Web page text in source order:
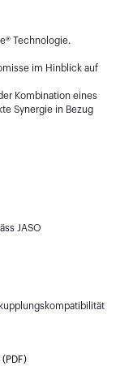
Technologie.
im Hinblick auf
Kombination eines
Synergie in Bezug
JASO